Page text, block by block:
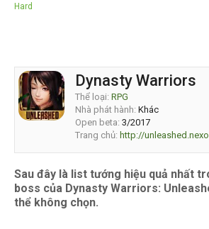
Hard
Dynasty Warriors
Thể loại: RPG
Nhà phát hành: Khác
Open beta: 3/2017
Trang chủ: http://
Sau đây là list tướng hiệu quả nhất
boss của Dynasty Warriors:
thể không chọn.